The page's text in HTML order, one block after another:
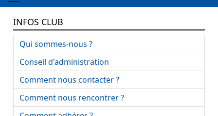
INFOS CLUB
Qui sommes-nous ?
Conseil d'administration
Comment nous contacter ?
Comment nous rencontrer ?